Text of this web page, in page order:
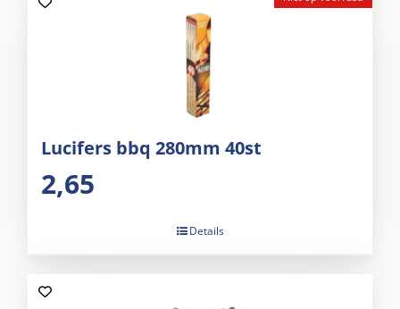
Lucifers bbq 280mm 40st
2,65
Details